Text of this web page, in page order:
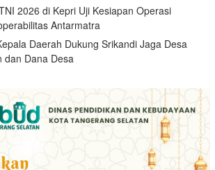
2026 di Kepri Uji Kesiapan Operasi
Antarmatra
Daerah Dukung Srikandi Jaga Desa
dan Dana Desa